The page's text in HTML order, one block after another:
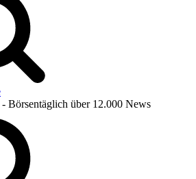
- Börsentäglich über 12.000 News